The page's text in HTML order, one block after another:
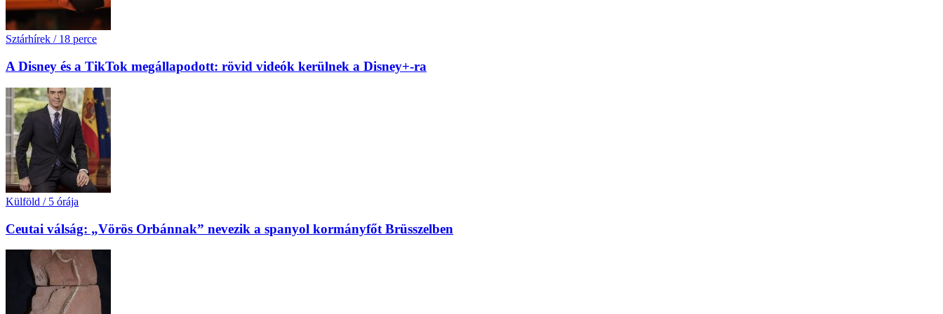
Sztárhírek / 18 perce
A Disney és a TikTok megállapodott: rövid videók kerülnek a Disney+-ra
Külföld / 5 órája
Ceutai válság: „Vörös Orbánnak” nevezik a spanyol kormányfőt Brüsszelben